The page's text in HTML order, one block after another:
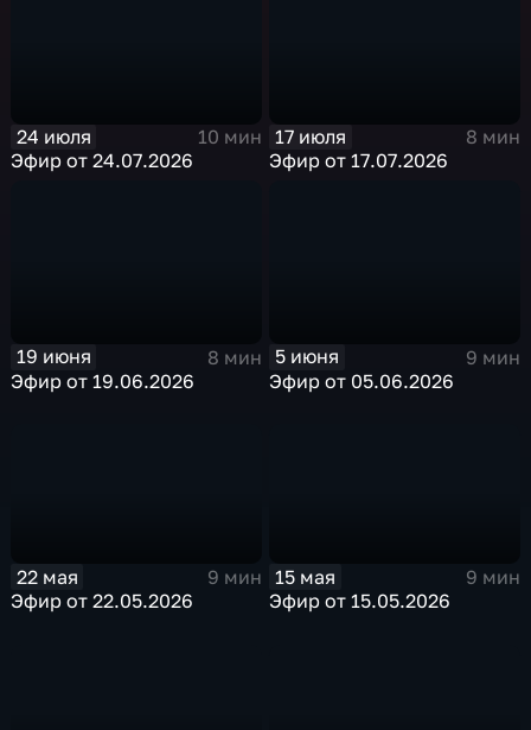
24 июля
10 мин
Эфир от 24.07.2026
17 июля
8 мин
Эфир от 17.07.2026
19 июня
8 мин
Эфир от 19.06.2026
5 июня
9 мин
Эфир от 05.06.2026
22 мая
9 мин
Эфир от 22.05.2026
15 мая
9 мин
Эфир от 15.05.2026